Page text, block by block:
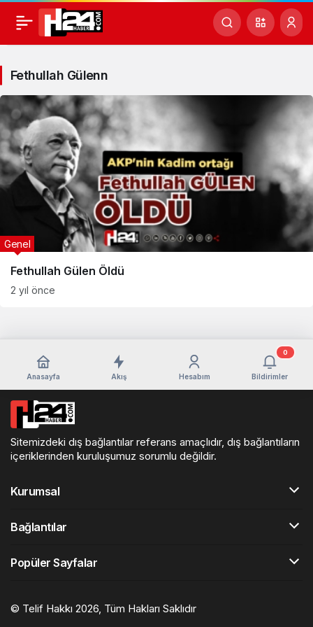
Fethullah
Gülenn
Haberleri
Fethullah Gülenn
Fethullah Gülen Öldü
Genel
2 yıl önce
Anasayfa Akış Hesabım Bildirimler
0
Sitemizdeki dış bağlantılar referans amaçlıdır, dış bağlantıların
içeriklerinden kuruluşumuz sorumlu değildir.
Kurumsal
Bağlantılar
Popüler Sayfalar
© Telif Hakkı 2026, Tüm Hakları Saklıdır